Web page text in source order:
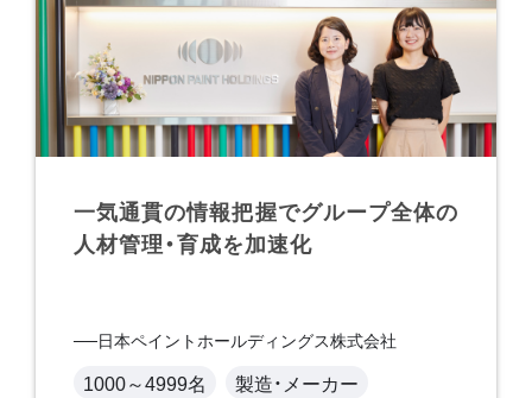
一気通貫の情報把握でグループ全体の
人材管理・育成を加速化
日本ペイントホールディングス株式会社
1000～4999名 製造・メーカー